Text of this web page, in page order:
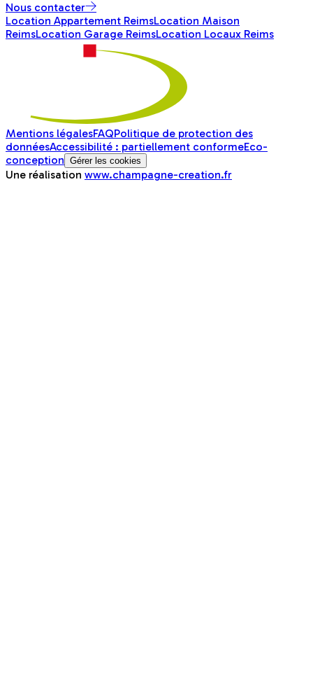
Nous contacter
Location Appartement ReimsLocation Maison
ReimsLocation Garage ReimsLocation Locaux Reims
Mentions légalesFAQPolitique de protection des
donnéesAccessibilité : partiellement conformeEco-
conception Gérer les cookies
Une réalisation www.champagne-creation.fr